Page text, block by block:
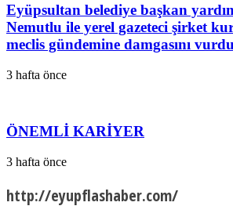
Eyüpsultan belediye başkan
Nemutlu ile yerel gazeteci şirket
meclis gündemine damgasını
3 hafta önce
ÖNEMLİ KARİYER
3 hafta önce
http://eyupflashaber.com/